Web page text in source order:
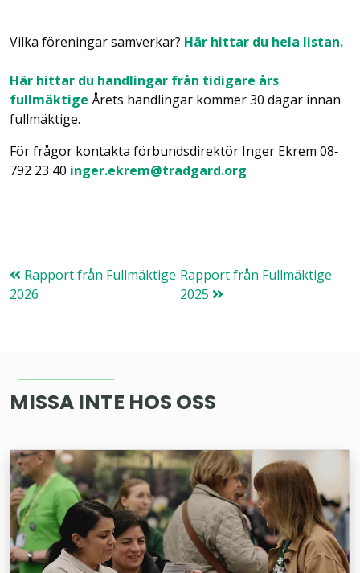
Vilka föreningar samverkar? Här hittar du hela listan.
Här hittar du handlingar från tidigare års
fullmäktige Årets handlingar kommer 30 dagar innan
fullmäktige.
För frågor kontakta förbundsdirektör Inger Ekrem 08‐
792 23 40 inger.ekrem@tradgard.org
Rapport från Fullmäktige
2026
Rapport från Fullmäktige
2025
MISSA INTE HOS OSS